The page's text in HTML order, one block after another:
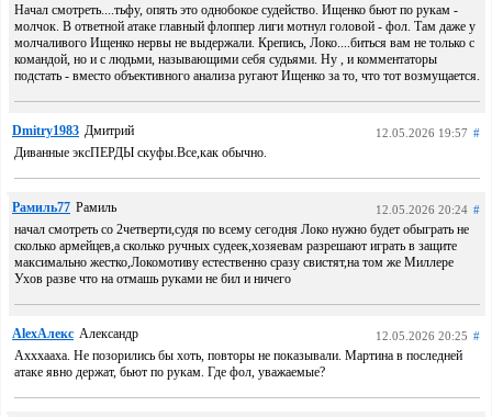
Начал смотреть....тьфу, опять это однобокое судейство. Ищенко бьют по рукам -
молчок. В ответной атаке главный флоппер лиги мотнул головой - фол. Там даже у
молчаливого Ищенко нервы не выдержали. Крепись, Локо....биться вам не только с
командой, но и с людьми, называющими себя судьями. Ну , и комментаторы
подстать - вместо объективного анализа ругают Ищенко за то, что тот возмущается.
Dmitry1983 Дмитрий 12.05.2026 19:57 #
Диванные эксПЕРДЫ скуфы.Все,как обычно.
Рамиль77 Рамиль 12.05.2026 20:24 #
начал смотреть со 2четверти,судя по всему сегодня Локо нужно будет обыграть не
сколько армейцев,а сколько ручных судеек,хозяевам разрешают играть в защите
максимально жестко,Локомотиву естественно сразу свистят,на том же Миллере
Ухов разве что на отмашь руками не бил и ничего
AlexАлекс Александр 12.05.2026 20:25 #
Ахххааха. Не позорились бы хоть, повторы не показывали. Мартина в последней
атаке явно держат, бьют по рукам. Где фол, уважаемые?